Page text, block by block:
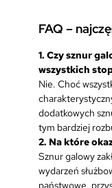
FAQ –
1. Czy sznur
wszystkich
Nie. Choć
dodatkowych
tym bardziej
2. Na które
Sznur galowy
wydarzeń
państwowe,